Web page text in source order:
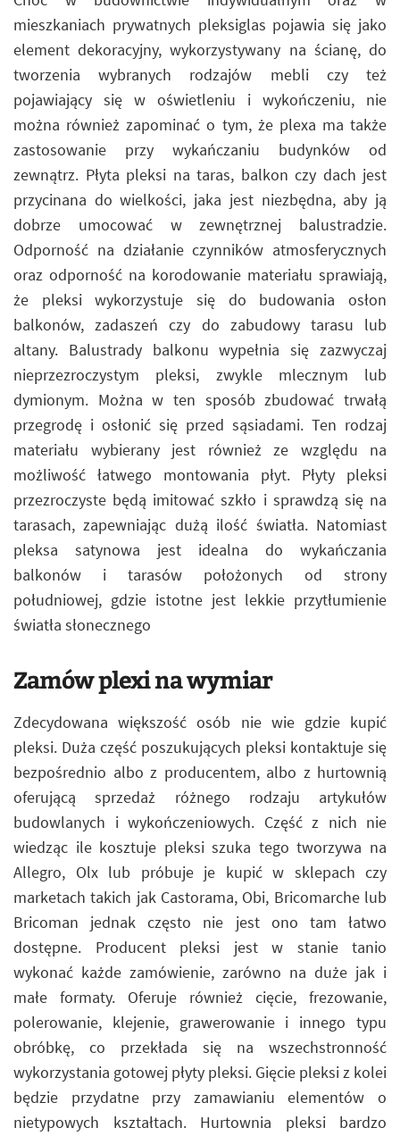
mieszkaniach prywatnych pleksiglas pojawia się jako
element dekoracyjny, wykorzystywany na ścianę, do
tworzenia wybranych rodzajów mebli czy też
pojawiający się w oświetleniu i wykończeniu, nie
można również zapominać o tym, że plexa ma także
zastosowanie przy wykańczaniu budynków od
zewnątrz. Płyta pleksi na taras, balkon czy dach jest
przycinana do wielkości, jaka jest niezbędna, aby ją
dobrze umocować w zewnętrznej balustradzie.
Odporność na działanie czynników atmosferycznych
oraz odporność na korodowanie materiału sprawiają,
że pleksi wykorzystuje się do budowania osłon
balkonów, zadaszeń czy do zabudowy tarasu lub
altany. Balustrady balkonu wypełnia się zazwyczaj
nieprzezroczystym pleksi, zwykle mlecznym lub
dymionym. Można w ten sposób zbudować trwałą
przegrodę i osłonić się przed sąsiadami. Ten rodzaj
materiału wybierany jest również ze względu na
możliwość łatwego montowania płyt. Płyty pleksi
przezroczyste będą imitować szkło i sprawdzą się na
tarasach, zapewniając dużą ilość światła. Natomiast
pleksa satynowa jest idealna do wykańczania
balkonów i tarasów położonych od strony
południowej, gdzie istotne jest lekkie przytłumienie
światła słonecznego
Zamów plexi na wymiar
Zdecydowana większość osób nie wie gdzie kupić
pleksi. Duża część poszukujących pleksi kontaktuje się
bezpośrednio albo z producentem, albo z hurtownią
oferującą sprzedaż różnego rodzaju artykułów
budowlanych i wykończeniowych. Część z nich nie
wiedząc ile kosztuje pleksi szuka tego tworzywa na
Allegro, Olx lub próbuje je kupić w sklepach czy
marketach takich jak Castorama, Obi, Bricomarche lub
Bricoman jednak często nie jest ono tam łatwo
dostępne. Producent pleksi jest w stanie tanio
wykonać każde zamówienie, zarówno na duże jak i
małe formaty. Oferuje również cięcie, frezowanie,
polerowanie, klejenie, grawerowanie i innego typu
obróbkę, co przekłada się na wszechstronność
wykorzystania gotowej płyty pleksi. Gięcie pleksi z kolei
będzie przydatne przy zamawianiu elementów o
nietypowych kształtach. Hurtownia pleksi bardzo